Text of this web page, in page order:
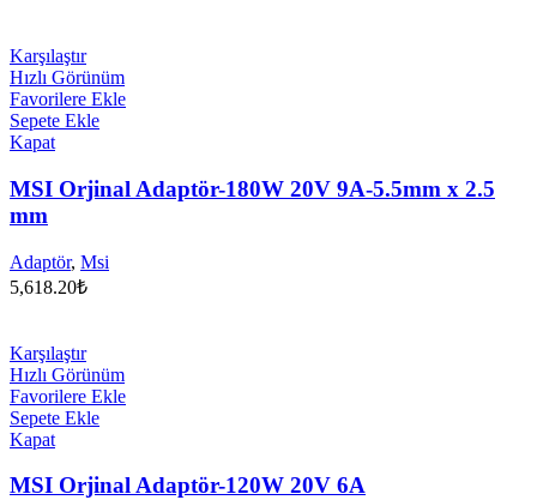
Karşılaştır
Hızlı Görünüm
Favorilere Ekle
Sepete Ekle
Kapat
MSI Orjinal Adaptör-180W 20V 9A-5.5mm x 2.5
mm
Adaptör, Msi
5,618.20₺
Karşılaştır
Hızlı Görünüm
Favorilere Ekle
Sepete Ekle
Kapat
MSI Orjinal Adaptör-120W 20V 6A